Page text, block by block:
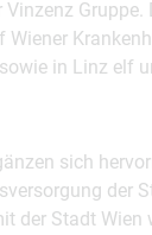
Gruppe.
in Linz elf
sich
der
der Stadt Wien